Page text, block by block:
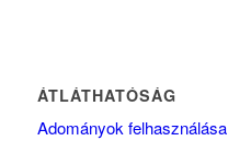
ÁTLÁTHATÓSÁG
Adományok felhasználása